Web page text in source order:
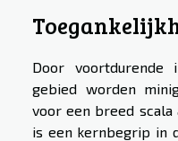
Door voortdurende
gebied worden
voor een breed scala
is een kernbegrip in